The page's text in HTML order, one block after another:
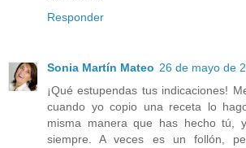
Responder
Sonia Martín Mateo 26 de mayo de
¡Qué estupendas tus indicaciones!
cuando yo copio una receta lo
misma manera que has hecho tú,
siempre. A veces es un follón,